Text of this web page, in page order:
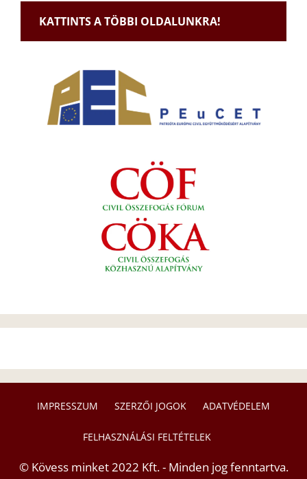
KATTINTS A TÖBBI OLDALUNKRA!
IMPRESSZUM SZERZŐI JOGOK ADATVÉDELEM
FELHASZNÁLÁSI FELTÉTELEK
© Kövess minket 2022 Kft. - Minden jog fenntartva.